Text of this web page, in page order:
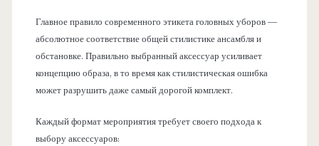
Главное правило современного этикета головных уборов —
абсолютное соответствие общей стилистике ансамбля и
обстановке. Правильно выбранный аксессуар усиливает
концепцию образа, в то время как стилистическая ошибка
может разрушить даже самый дорогой комплект.
Каждый формат мероприятия требует своего подхода к
выбору аксессуаров: